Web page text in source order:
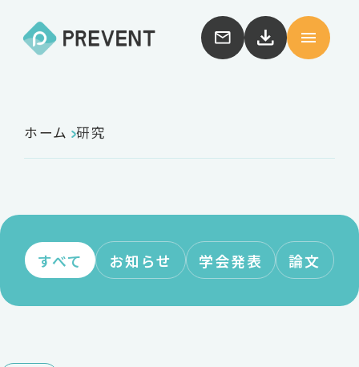
ホーム 研究
すべて お知らせ 学会発表 論文